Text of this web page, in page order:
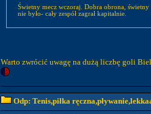
Świetny mecz wczoraj. Dobra obrona,
nie było- cały zespół zagrał kapitalnie.
Warto zwrócić uwagę na dużą liczbę goli
Odp: Tenis,piłka